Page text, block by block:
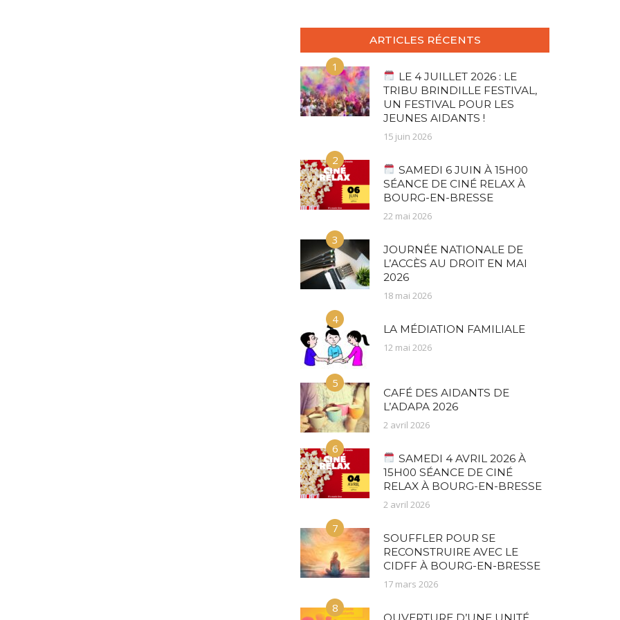
ARTICLES RÉCENTS
1
LE 4 JUILLET 2026 : LE
TRIBU BRINDILLE FESTIVAL,
UN FESTIVAL POUR LES
JEUNES AIDANTS !
15 juin 2026
2
SAMEDI 6 JUIN À 15H00
SÉANCE DE CINÉ RELAX À
BOURG-EN-BRESSE
22 mai 2026
3
JOURNÉE NATIONALE DE
L’ACCÈS AU DROIT EN MAI
2026
18 mai 2026
4
LA MÉDIATION FAMILIALE
12 mai 2026
5
CAFÉ DES AIDANTS DE
L’ADAPA 2026
2 avril 2026
6
SAMEDI 4 AVRIL 2026 À
15H00 SÉANCE DE CINÉ
RELAX À BOURG-EN-BRESSE
2 avril 2026
7
SOUFFLER POUR SE
RECONSTRUIRE AVEC LE
CIDFF À BOURG-EN-BRESSE
17 mars 2026
8